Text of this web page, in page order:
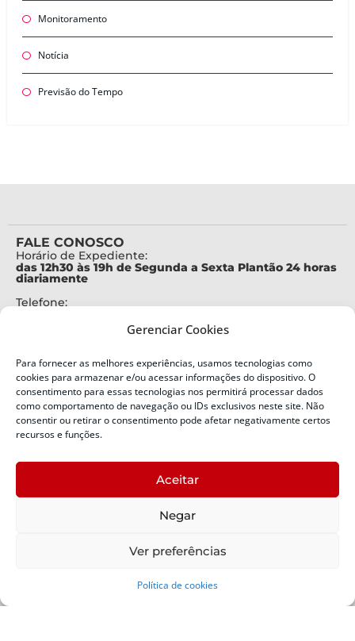
Gerenciar Cookies
Para fornecer as melhores experiências, usamos tecnologias como
cookies para armazenar e/ou acessar informações do dispositivo. O
consentimento para essas tecnologias nos permitirá processar dados
como comportamento de navegação ou IDs exclusivos neste site. Não
consentir ou retirar o consentimento pode afetar negativamente certos
recursos e funções.
Aceitar
Negar
Ver preferências
Política de cookies
Monitoramento
Notícia
Previsão do Tempo
FALE CONOSCO
Horário de Expediente:
das 12h30 às 19h de Segunda a Sexta Plantão 24 horas
diariamente
Telefone:
Alertas Defesa Civil:
SMS 40199
ENDEREÇO
Defesa Civil do Estado de Santa Catarina
Bairro:
Capoeiras, Florianópolis, SC
Política de Privacidade